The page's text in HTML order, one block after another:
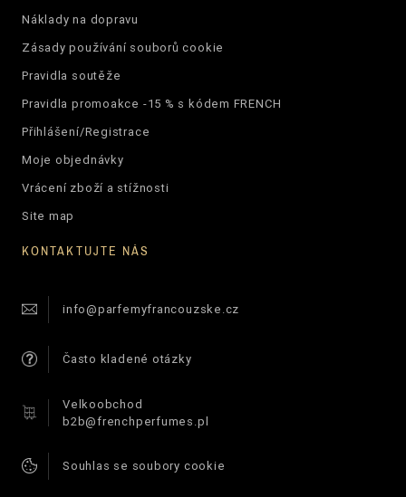
Náklady na dopravu
Zásady používání souborů cookie
Pravidla soutěže
Pravidla promoakce -15 % s kódem FRENCH
Přihlášení/Registrace
Moje objednávky
Vrácení zboží a stížnosti
Site map
KONTAKTUJTE NÁS
info@parfemyfrancouzske.cz
Často kladené otázky
Velkoobchod
b2b@frenchperfumes.pl
Souhlas se soubory cookie